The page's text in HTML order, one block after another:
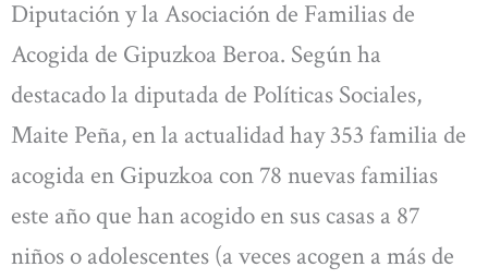
Diputación y la Asociación de Familias de
Acogida de Gipuzkoa Beroa. Según ha
destacado la diputada de Políticas Sociales,
Maite Peña, en la actualidad hay 353 familia de
acogida en Gipuzkoa con 78 nuevas familias
este año que han acogido en sus casas a 87
niños o adolescentes (a veces acogen a más de